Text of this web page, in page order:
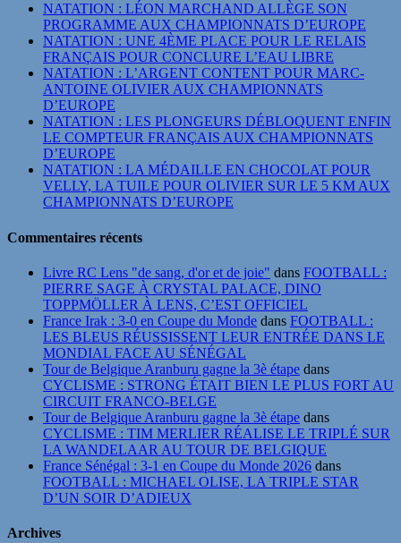
NATATION : LÉON MARCHAND ALLÈGE SON
PROGRAMME AUX CHAMPIONNATS D’EUROPE
NATATION : UNE 4ÈME PLACE POUR LE RELAIS
FRANÇAIS POUR CONCLURE L’EAU LIBRE
NATATION : L’ARGENT CONTENT POUR MARC-
ANTOINE OLIVIER AUX CHAMPIONNATS
D’EUROPE
NATATION : LES PLONGEURS DÉBLOQUENT ENFIN
LE COMPTEUR FRANÇAIS AUX CHAMPIONNATS
D’EUROPE
NATATION : LA MÉDAILLE EN CHOCOLAT POUR
VELLY, LA TUILE POUR OLIVIER SUR LE 5 KM AUX
CHAMPIONNATS D’EUROPE
Commentaires récents
Livre RC Lens "de sang, d'or et de joie" dans FOOTBALL :
PIERRE SAGE À CRYSTAL PALACE, DINO
TOPPMÖLLER À LENS, C’EST OFFICIEL
France Irak : 3-0 en Coupe du Monde dans FOOTBALL :
LES BLEUS RÉUSSISSENT LEUR ENTRÉE DANS LE
MONDIAL FACE AU SÉNÉGAL
Tour de Belgique Aranburu gagne la 3è étape dans
CYCLISME : STRONG ÉTAIT BIEN LE PLUS FORT AU
CIRCUIT FRANCO-BELGE
Tour de Belgique Aranburu gagne la 3è étape dans
CYCLISME : TIM MERLIER RÉALISE LE TRIPLÉ SUR
LA WANDELAAR AU TOUR DE BELGIQUE
France Sénégal : 3-1 en Coupe du Monde 2026 dans
FOOTBALL : MICHAEL OLISE, LA TRIPLE STAR
D’UN SOIR D’ADIEUX
Archives